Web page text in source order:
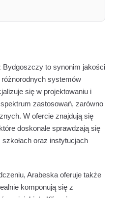
Bydgoszczy to synonim jakości
systemów
się w projektowaniu i
zastosowań, zarówno
W ofercie znajdują się
doskonale sprawdzają się
oraz instytucjach
Arabeska oferuje także
komponują się z